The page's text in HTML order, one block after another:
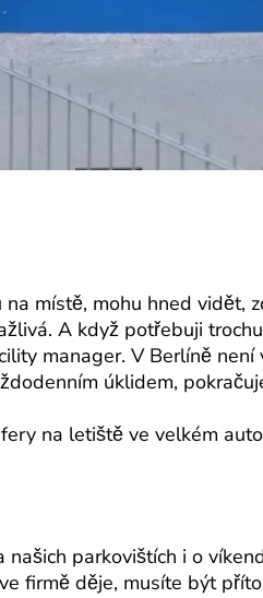
místě, mohu hned vidět,
A když potřebuji
manager. V Berlíně
úklidem,
na letiště ve velkém
parkovištích i o
firmě děje, musíte být